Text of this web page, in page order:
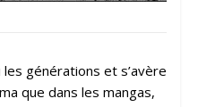
les générations et s’avère
que dans les mangas,